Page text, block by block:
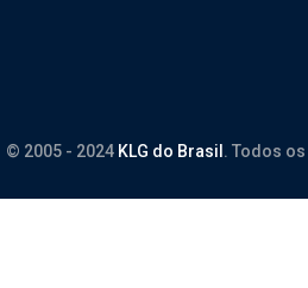
© 2005 - 2024 KLG do Brasil . Todos